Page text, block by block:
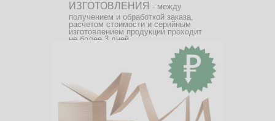
ИЗГОТОВЛЕНИЯ - между
получением и обработкой заказа,
расчетом стоимости и серийным
изготовлением продукции проходит
не более 3 дней.